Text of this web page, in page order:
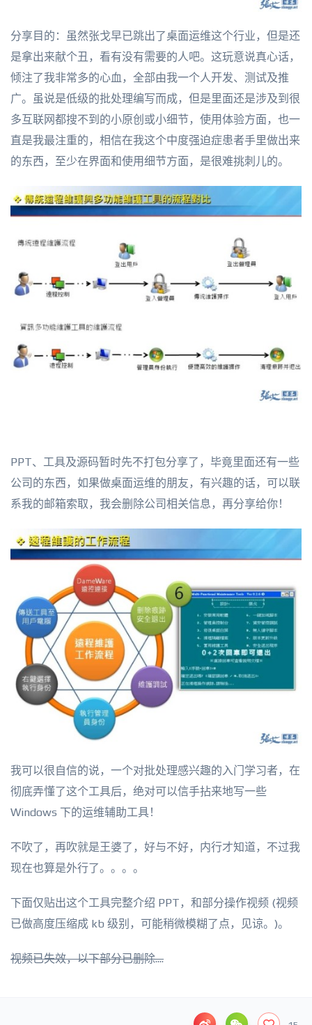
分享目的：虽然张戈早已跳出了桌面运维这个行业，但是还
是拿出来献个丑，看有没有需要的人吧。这玩意说真心话，
倾注了我非常多的心血，全部由我一个人开发、测试及推
广。虽说是低级的批处理编写而成，但是里面还是涉及到很
多互联网都搜不到的小原创或小细节，使用体验方面，也一
直是我最注重的，相信在我这个中度强迫症患者手里做出来
的东西，至少在界面和使用细节方面，是很难挑刺儿的。
PPT、工具及源码暂时先不打包分享了，毕竟里面还有一些
公司的东西，如果做桌面运维的朋友，有兴趣的话，可以联
系我的邮箱索取，我会删除公司相关信息，再分享给你！
我可以很自信的说，一个对批处理感兴趣的入门学习者，在
彻底弄懂了这个工具后，绝对可以信手拈来地写一些
Windows 下的运维辅助工具！
不吹了，再吹就是王婆了，好与不好，内行才知道，不过我
现在也算是外行了。。。。
下面仅贴出这个工具完整介绍 PPT，和部分操作视频 (视频
已做高度压缩成 kb 级别，可能稍微模糊了点，见谅。)。
视频已失效，以下部分已删除....